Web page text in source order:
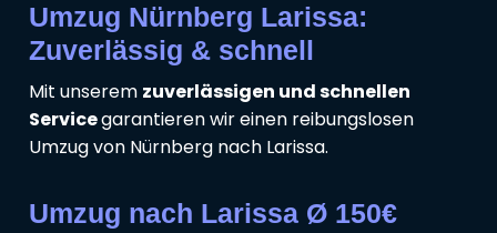
Umzug Nürnberg Larissa:
Zuverlässig & schnell
Mit unserem zuverlässigen und schnellen
Servicegarantieren wir einen reibungslosen
Umzug von Nürnberg nach Larissa.
Umzug nach Larissa Ø 150€